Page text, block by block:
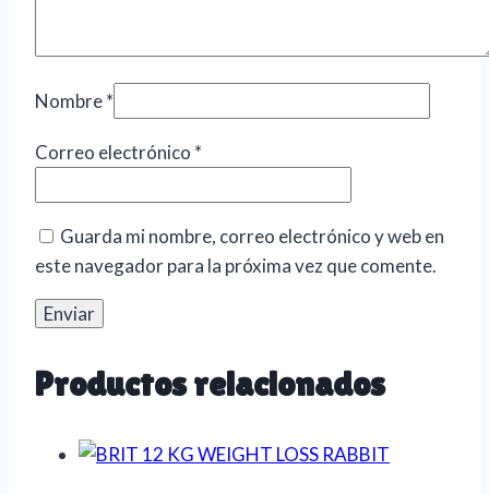
Nombre*
Correo electrónico *
Guarda mi nombre, correo electrónico y web en
este navegador para la próxima vez que comente.
Productos relacionados